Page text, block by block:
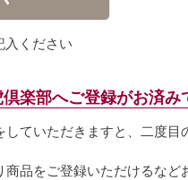
入ください
倶楽部へご登録がお済み
していただきますと、二度目
商品をご登録いただけるなど